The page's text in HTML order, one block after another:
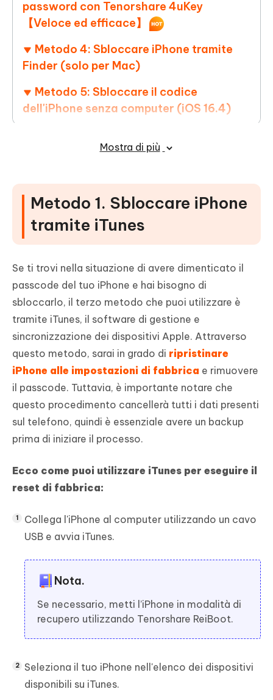
password con Tenorshare 4uKey
【Veloce ed efficace】
Metodo 4: Sbloccare iPhone tramite
Finder (solo per Mac)
Metodo 5: Sbloccare il codice
dell'iPhone senza computer (iOS 16.4)
Dimenticato con La Calcolatrice 【Basso
Metodo 7. Sbloccare un iPhone senza
codice con la Modalità di Recupero【Fasi
complicate】
Mostra di più
Metodo 1. Sbloccare iPhone
tramite iTunes
Se ti trovi nella situazione di avere dimenticato il
passcode del tuo iPhone e hai bisogno di
sbloccarlo, il terzo metodo che puoi utilizzare è
tramite iTunes, il software di gestione e
sincronizzazione dei dispositivi Apple. Attraverso
questo metodo, sarai in grado di ripristinare
iPhone alle impostazioni di fabbrica e rimuovere
il passcode. Tuttavia, è importante notare che
questo procedimento cancellerà tutti i dati presenti
sul telefono, quindi è essenziale avere un backup
prima di iniziare il processo.
Ecco come puoi utilizzare iTunes per eseguire il
reset di fabbrica:
Collega l'iPhone al computer utilizzando un cavo
USB e avvia iTunes.
Nota.
Se necessario, metti l’iPhone in modalità di
recupero utilizzando Tenorshare ReiBoot.
Seleziona il tuo iPhone nell'elenco dei dispositivi
disponibili su iTunes.